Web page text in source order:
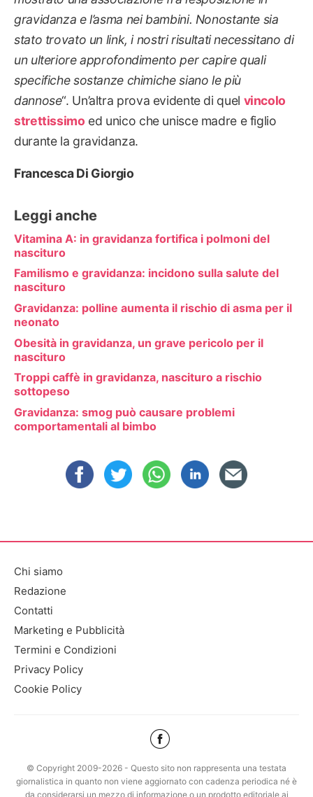
gravidanza e l’asma nei bambini. Nonostante sia
stato trovato un link, i nostri risultati necessitano di
un ulteriore approfondimento per capire quali
specifiche sostanze chimiche siano le più
dannose“. Un’altra prova evidente di quel vincolo
strettissimo ed unico che unisce madre e figlio
durante la gravidanza.
Francesca Di Giorgio
Leggi anche
Vitamina A: in gravidanza fortifica i polmoni del
nascituro
Familismo e gravidanza: incidono sulla salute del
nascituro
Gravidanza: polline aumenta il rischio di asma per il
neonato
Obesità in gravidanza, un grave pericolo per il
nascituro
Troppi caffè in gravidanza, nascituro a rischio
sottopeso
Gravidanza: smog può causare problemi
comportamentali al bimbo
Chi siamo
Redazione
Contatti
Marketing e Pubblicità
Termini e Condizioni
Privacy Policy
Cookie Policy
© Copyright 2009-2026 - Questo sito non rappresenta una testata
giornalistica in quanto non viene aggiornato con cadenza periodica né è
da considerarsi un mezzo di informazione o un prodotto editoriale ai